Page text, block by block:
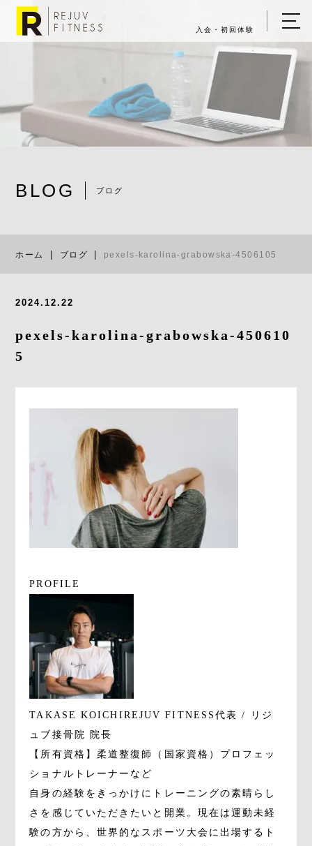
入会・初回体験
BLOG ブログ
ホーム ブログ pexels-karolina-grabowska-4506105
2024.12.22
pexels-karolina-grabowska-450610
5
PROFILE
TAKASE KOICHI REJUV FITNESS代表 / リジ
ュブ接骨院 院長
【所有資格】柔道整復師（国家資格）プロフェッ
ショナルトレーナーなど
自身の経験をきっかけにトレーニングの素晴らし
さを感じていただきたいと開業。現在は運動未経
験の方から、世界的なスポーツ大会に出場するト
ホーム
キャンペーン情報
▼ REJUV FITNESSについて
店舗一覧
よくあるご質問
入会・初回体験はこちら